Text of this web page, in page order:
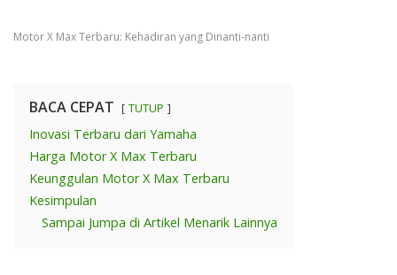
Motor X Max Terbaru: Kehadiran yang Dinanti-nanti
BACA CEPAT TUTUP
Inovasi Terbaru dari Yamaha
Harga Motor X Max Terbaru
Keunggulan Motor X Max Terbaru
Kesimpulan
Sampai Jumpa di Artikel Menarik Lainnya